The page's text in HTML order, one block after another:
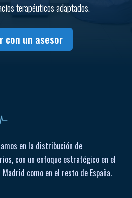
terapéuticos adaptados.
con un asesor
en la distribución de
con un enfoque estratégico en el
como en el resto de España.